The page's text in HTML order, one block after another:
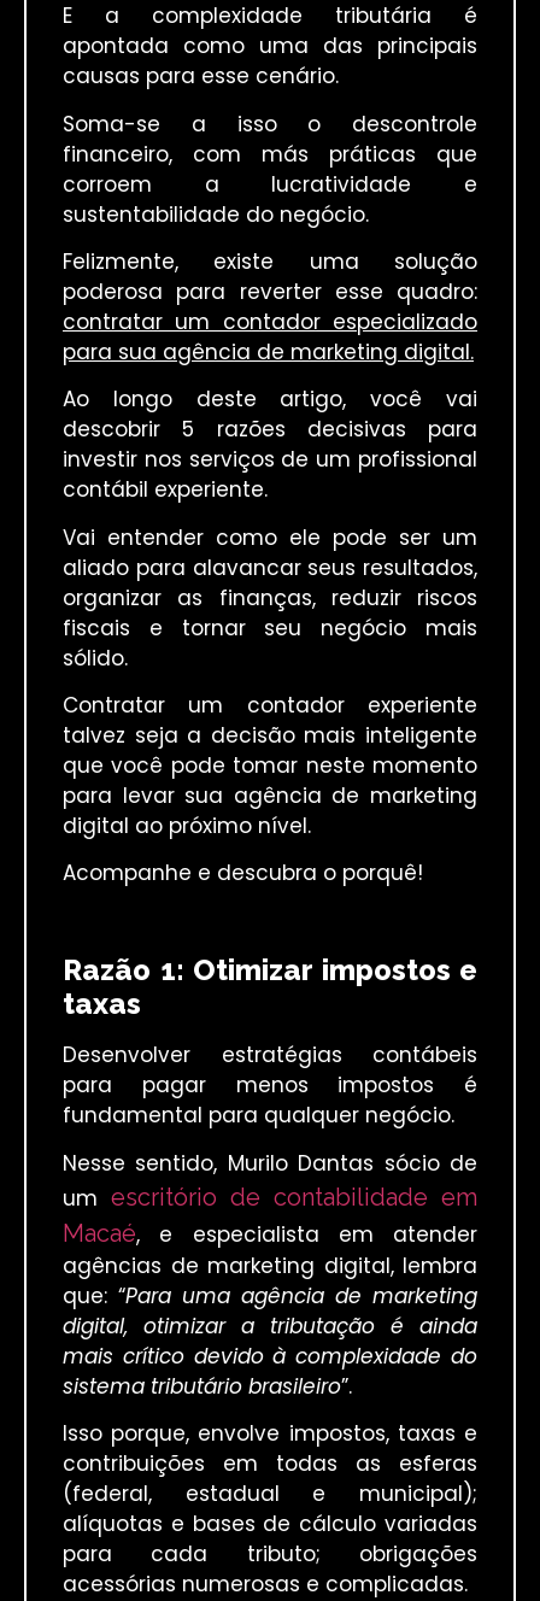
E a complexidade tributária é
apontada como uma das principais
causas para esse cenário.
Soma-se a isso o descontrole
financeiro, com más práticas que
corroem a lucratividade e
sustentabilidade do negócio.
Felizmente, existe uma solução
poderosa para reverter esse quadro:
contratar um contador especializado
para sua agência de marketing digital.
Ao longo deste artigo, você vai
descobrir 5 razões decisivas para
investir nos serviços de um profissional
contábil experiente.
Vai entender como ele pode ser um
aliado para alavancar seus resultados,
organizar as finanças, reduzir riscos
fiscais e tornar seu negócio mais
sólido.
Contratar um contador experiente
talvez seja a decisão mais inteligente
que você pode tomar neste momento
para levar sua agência de marketing
digital ao próximo nível.
Acompanhe e descubra o porquê!
Razão 1: Otimizar impostos e
taxas
Desenvolver estratégias contábeis
para pagar menos impostos é
fundamental para qualquer negócio.
Nesse sentido, Murilo Dantas sócio de
um escritório de contabilidade em
Macaé, e especialista em atender
agências de marketing digital, lembra
que: “Para uma agência de marketing
digital, otimizar a tributação é ainda
mais crítico devido à complexidade do
sistema tributário brasileiro”.
Isso porque, envolve impostos, taxas e
contribuições em todas as esferas
(federal, estadual e municipal);
alíquotas e bases de cálculo variadas
para cada tributo; obrigações
acessórias numerosas e complicadas.